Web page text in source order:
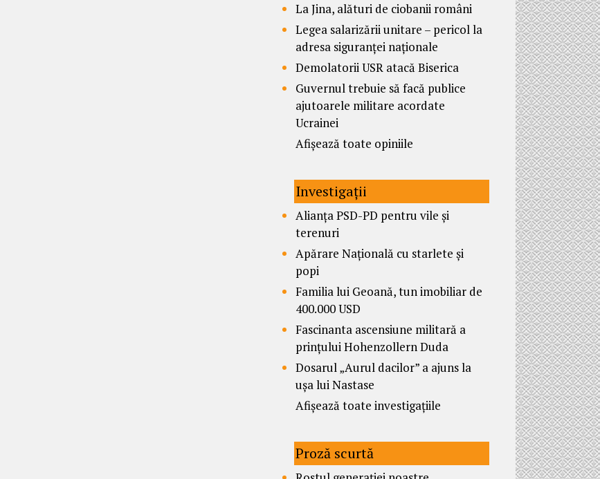
La Jina, alături de ciobanii români
Legea salarizării unitare – pericol la
adresa siguranței naționale
Demolatorii USR atacă Biserica
Guvernul trebuie să facă publice
ajutoarele militare acordate
Ucrainei
Afișează toate opiniile
Investigații
Alianța PSD-PD pentru vile și
terenuri
Apărare Națională cu starlete și
popi
Familia lui Geoană, tun imobiliar de
400.000 USD
Fascinanta ascensiune militară a
prințului Hohenzollern Duda
Dosarul „Aurul dacilor” a ajuns la
ușa lui Nastase
Afișează toate investigațiile
Proză scurtă